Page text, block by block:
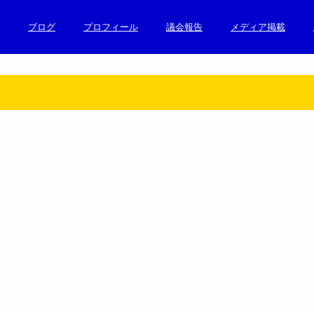
ブログ プロフィール 議会報告 メディア掲載